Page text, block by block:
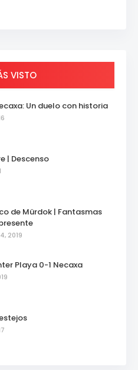
VISTO
Un duelo con historia
| Descenso
de Mürdok | Fantasmas
2019
Playa 0-1 Necaxa